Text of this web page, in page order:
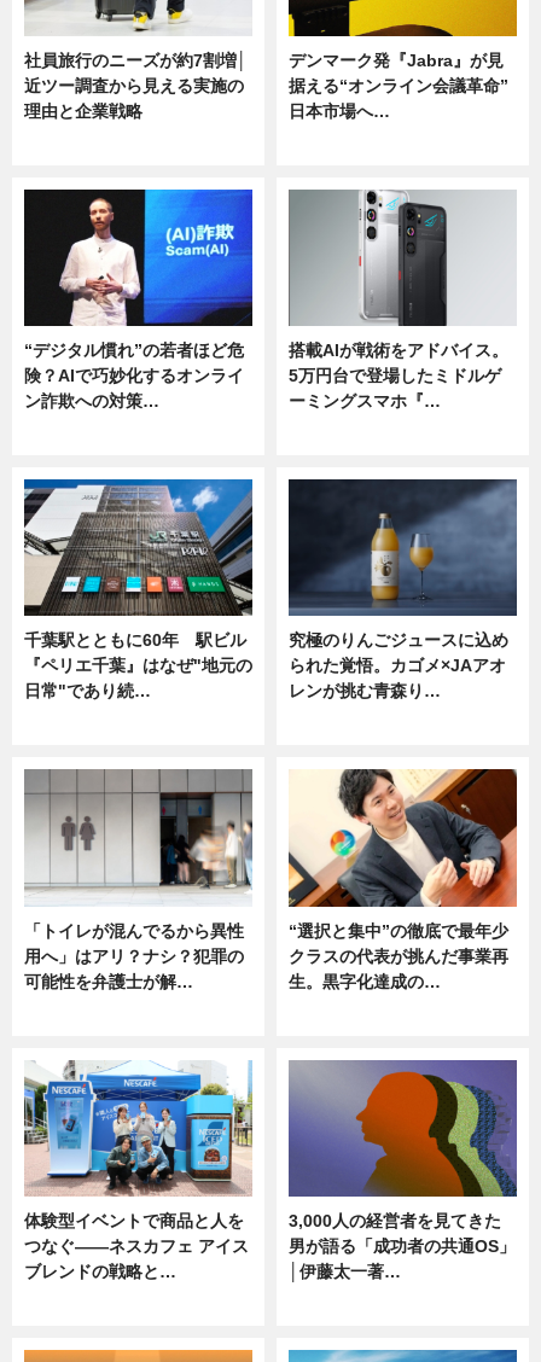
社員旅行のニーズが約7割増│
近ツー調査から見える実施の
理由と企業戦略
デンマーク発『Jabra』が見
据える“オンライン会議革命”
日本市場へ…
“デジタル慣れ”の若者ほど危
険？AIで巧妙化するオンライ
ン詐欺への対策…
搭載AIが戦術をアドバイス。
5万円台で登場したミドルゲ
ーミングスマホ『…
千葉駅とともに60年 駅ビル
『ペリエ千葉』はなぜ"地元の
日常"であり続…
究極のりんごジュースに込め
られた覚悟。カゴメ×JAアオ
レンが挑む青森り…
「トイレが混んでるから異性
用へ」はアリ？ナシ？犯罪の
可能性を弁護士が解…
“選択と集中”の徹底で最年少
クラスの代表が挑んだ事業再
生。黒字化達成の…
体験型イベントで商品と人を
つなぐ――ネスカフェ アイス
ブレンドの戦略と…
3,000人の経営者を見てきた
男が語る「成功者の共通OS」
│伊藤太一著…